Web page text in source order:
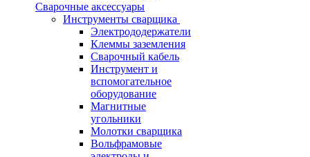
Сварочные аксессуары
Инструменты сварщика
Электрододержатели
Клеммы заземления
Сварочный кабель
Инструмент и
вспомогательное
оборудование
Магнитные
угольники
Молотки сварщика
Вольфрамовые